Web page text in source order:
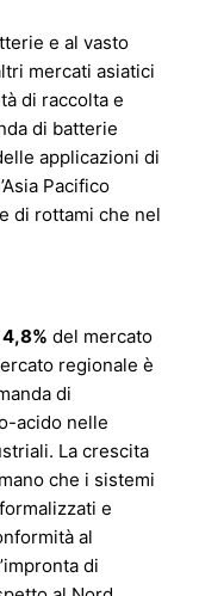
e al vasto
mercati asiatici
di raccolta e
di batterie
applicazioni di
Pacifico
di rottami che nel
4,8% del mercato
regionale è
di
acido nelle
La crescita
che i sistemi
e
al
di